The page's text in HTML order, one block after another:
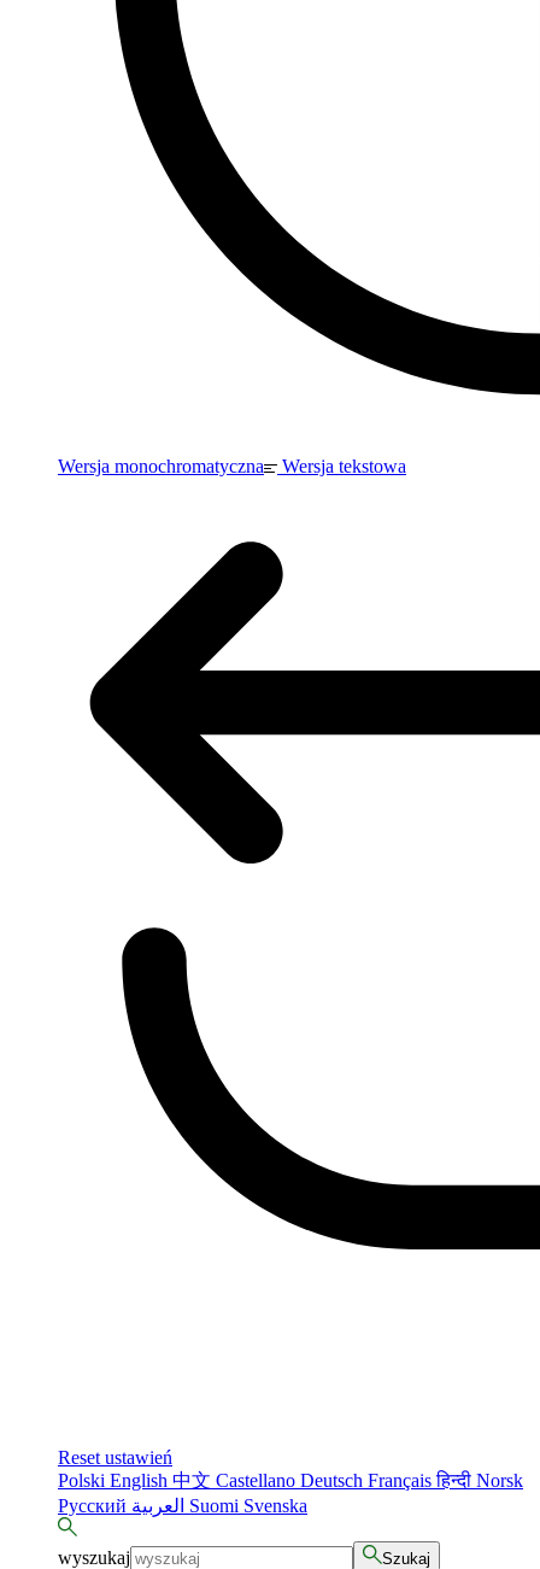
Wersja monochromatyczna Wersja tekstowa
Reset ustawień
Polski English 中文 Castellano Deutsch Françaisहिन्दी Norsk
Русский
Suomi Svenska
wyszukaj Szukaj